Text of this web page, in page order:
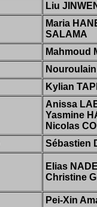
Liu
Maria
SALAMA
Mahmoud
Kylian
Anissa
Yasmine
Nicolas
Sébastien
Elias
Christine
Pei-Xin